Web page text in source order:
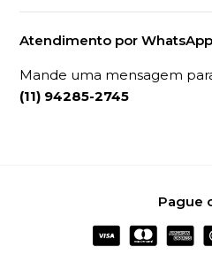
Atendimento por WhatsApp
Mande uma mensagem
(11) 94285-2745
Pague